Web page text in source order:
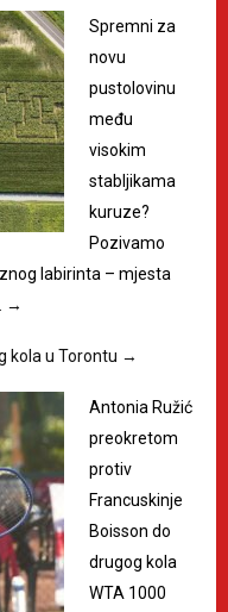
Spremni za
novu
pustolovinu
među
visokim
stabljikama
kuruze?
Pozivamo
labirinta – mjesta
→
kola u Torontu →
Antonia Ružić
preokretom
protiv
Francuskinje
Boisson do
drugog kola
WTA 1000